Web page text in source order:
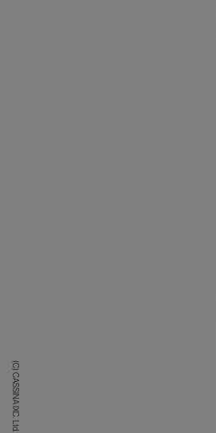
(C) CASSINA IXC. Ltd.